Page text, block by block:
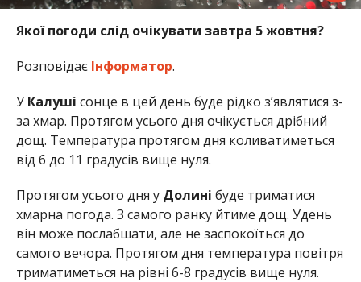
Якої погоди слід очікувати завтра 5 жовтня?
Розповідає Інформатор.
У Калуші сонце в цей день буде рідко з’являтися з-
за хмар. Протягом усього дня очікується дрібний
дощ. Температура протягом дня коливатиметься
від 6 до 11 градусів вище нуля.
Протягом усього дня у Долині буде триматися
хмарна погода. З самого ранку йтиме дощ. Удень
він може послабшати, але не заспокоїться до
самого вечора. Протягом дня температура повітря
триматиметься на рівні 6-8 градусів вище нуля.